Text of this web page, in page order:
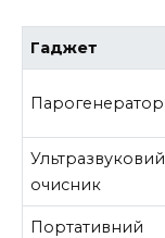
Гаджет
Парогенератор
Ультразвуковий
очисник
Портативний